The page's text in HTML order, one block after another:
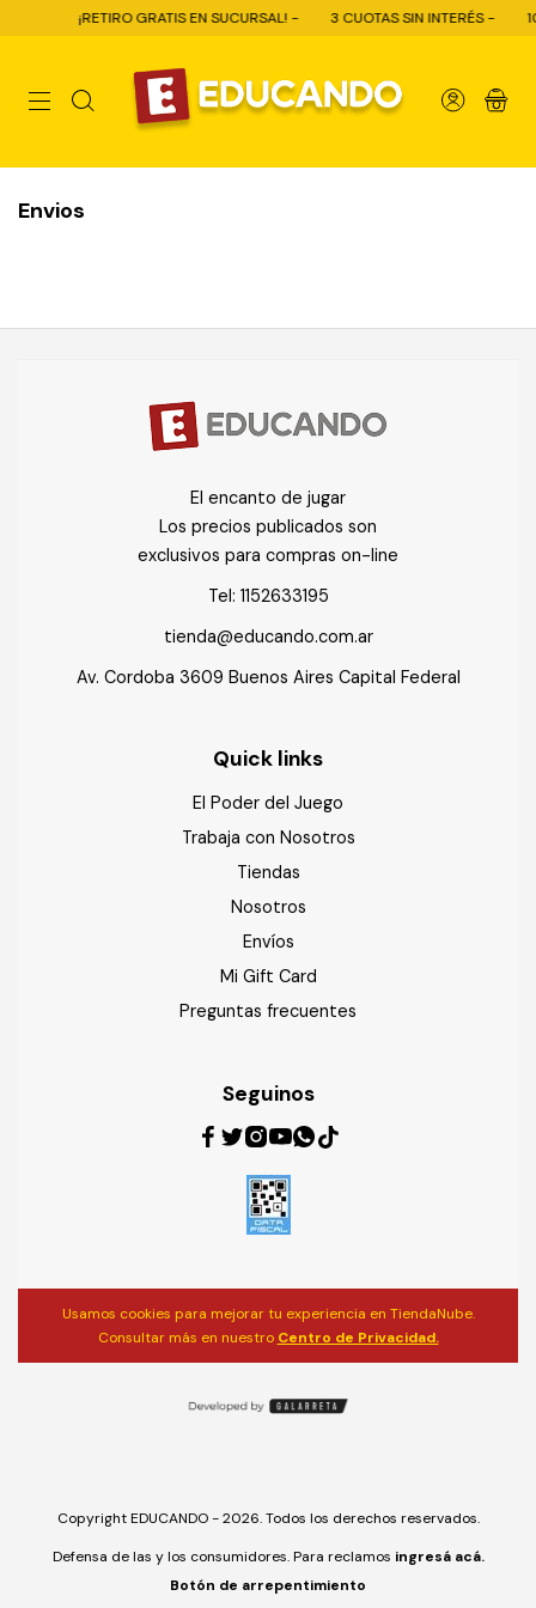
¡RETIRO GRATIS EN SUCURSAL! - 3 CUOTAS SIN INTERÉS -
0
Envios
El encanto de jugar
Los precios publicados son
exclusivos para compras on-line
Tel: 1152633195
tienda@educando.com.ar
Av. Cordoba 3609 Buenos Aires Capital Federal
Quick links
El Poder del Juego
Trabaja con Nosotros
Tiendas
Nosotros
Envíos
Mi Gift Card
Preguntas frecuentes
Seguinos
Usamos cookies para mejorar tu experiencia en TiendaNube.
Consultar más en nuestro Centro de Privacidad.
Copyright EDUCANDO - 2026. Todos los derechos reservados.
Defensa de las y los consumidores. Para reclamos ingresá acá.
Botón de arrepentimiento